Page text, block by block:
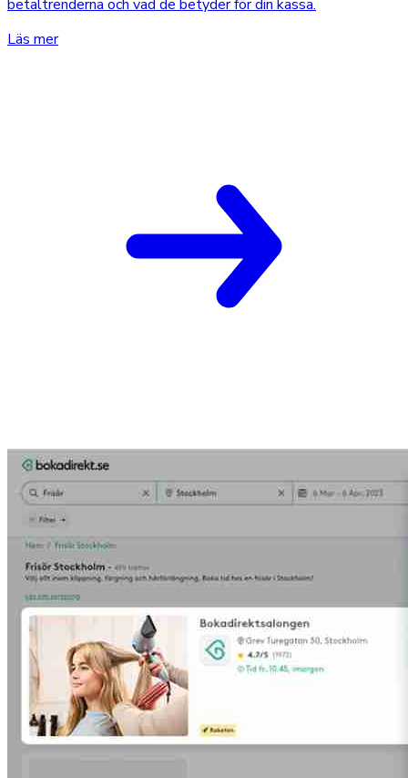
betaltrenderna och vad de betyder för din kassa.
Läs mer